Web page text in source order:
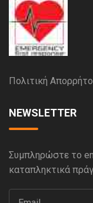
Πολιτική
NEWSLETTER
Συμπληρώστε το
καταπληκτικά